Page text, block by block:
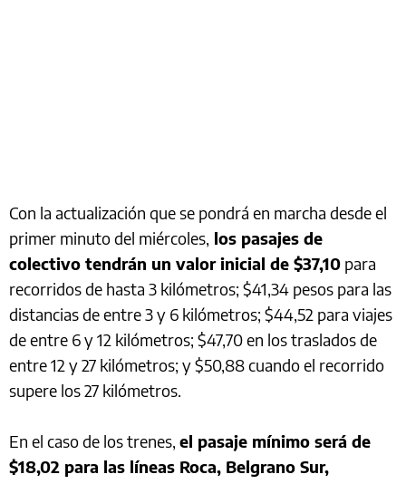
Con la actualización que se pondrá en marcha desde el
primer minuto del miércoles, los pasajes de
colectivo tendrán un valor inicial de $37,10 para
recorridos de hasta 3 kilómetros; $41,34 pesos para las
distancias de entre 3 y 6 kilómetros; $44,52 para viajes
de entre 6 y 12 kilómetros; $47,70 en los traslados de
entre 12 y 27 kilómetros; y $50,88 cuando el recorrido
supere los 27 kilómetros.
En el caso de los trenes, el pasaje mínimo será de
$18,02 para las líneas Roca, Belgrano Sur,